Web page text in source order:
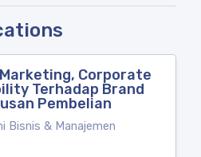
Corporate
Terhadap Brand
Pembelian
Bisnis & Manajemen